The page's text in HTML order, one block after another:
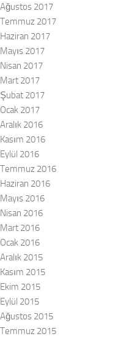
Ağustos 2017
Temmuz 2017
Haziran 2017
Mayıs 2017
Nisan 2017
Mart 2017
Şubat 2017
Ocak 2017
Aralık 2016
Kasım 2016
Eylül 2016
Temmuz 2016
Haziran 2016
Mayıs 2016
Nisan 2016
Mart 2016
Ocak 2016
Aralık 2015
Kasım 2015
Ekim 2015
Eylül 2015
Ağustos 2015
Temmuz 2015